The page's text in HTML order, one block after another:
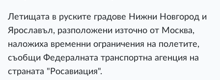
Летищата в руските градове Нижни Новгород и
Ярославъл, разположени източно от Москва,
наложиха временни ограничения на полетите,
съобщи Федералната транспортна агенция на
страната "Росавиация".